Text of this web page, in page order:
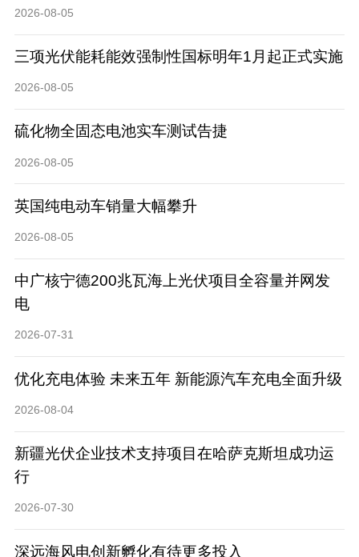
2026-08-05
三项光伏能耗能效强制性国标明年1月起正式实施
2026-08-05
硫化物全固态电池实车测试告捷
2026-08-05
英国纯电动车销量大幅攀升
2026-08-05
中广核宁德200兆瓦海上光伏项目全容量并网发
电
2026-07-31
优化充电体验 未来五年 新能源汽车充电全面升级
2026-08-04
新疆光伏企业技术支持项目在哈萨克斯坦成功运
行
2026-07-30
深远海风电创新孵化有待更多投入